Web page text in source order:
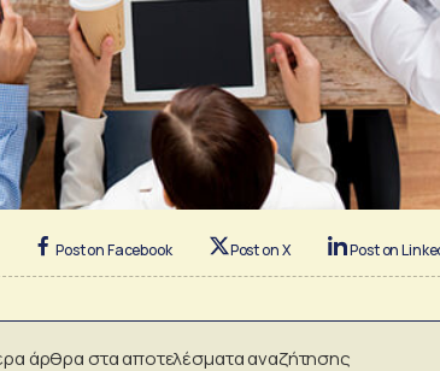
Post on Facebook Post on X Post on
άρθρα στα αποτελέσματα αναζήτησης